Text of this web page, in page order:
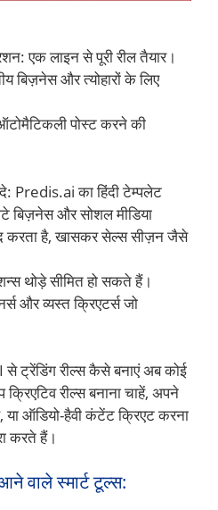
एक लाइन से पूरी रील तैयार।
बिज़नेस और त्योहारों के लिए
पोस्ट करने की
Predis.ai का हिंदी टेम्पलेट
बिज़नेस और सोशल मीडिया
करता है, खासकर सेल्स सीज़न जैसे
थोड़े सीमित हो सकते हैं।
और व्यस्त क्रिएटर्स जो
ट्रेंडिंग रील्स कैसे बनाएं अब कोई
रील्स बनाना चाहें, अपने
या ऑडियो-हैवी कंटेंट क्रिएट करना
करते हैं।
वाले स्मार्ट टूल्स: